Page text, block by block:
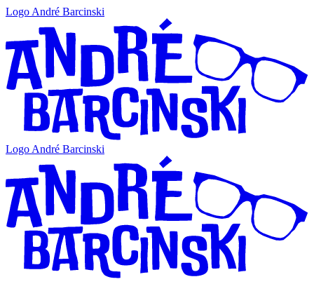
Logo André Barcinski
Logo André Barcinski